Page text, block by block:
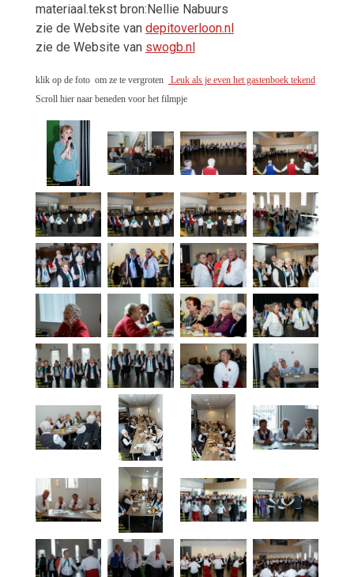
materiaal.tekst bron:Nellie Nabuurs
zie de Website van depitoverloon.nl
zie de Website van swogb.nl
klik op de foto om ze te vergroten
Leuk als je even het gastenboek tekend
Scroll hier naar beneden voor het filmpje